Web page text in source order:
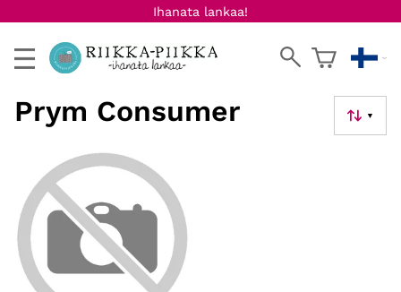
Ihanata lankaa!
▼
Prym Consumer